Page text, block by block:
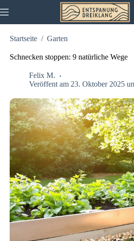
Inhalt
Startseite / Garten
Schnecken stoppen: 9 natürliche Wege
Felix M.
Veröffent am 23. Oktober 2025